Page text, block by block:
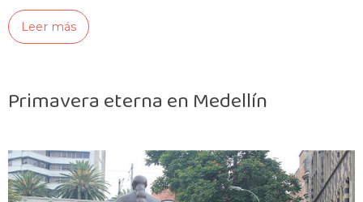
Leer más
Primavera eterna en Medellín